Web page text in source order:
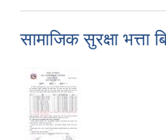
सामाजिक सुरक्षा भत्ता